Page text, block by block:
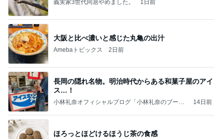
義実家3世代同居やめました。 1日前
大阪と比べ濃いと感じた丸亀の出汁
Amebaトピックス 2日前
長岡の隠れ名物。明治時代からある和菓子屋のアイ
ス…！
小林礼奈オフィシャルブログ「小林礼奈のブーブ
14日前
ほろっとほどけるほうじ茶の食感